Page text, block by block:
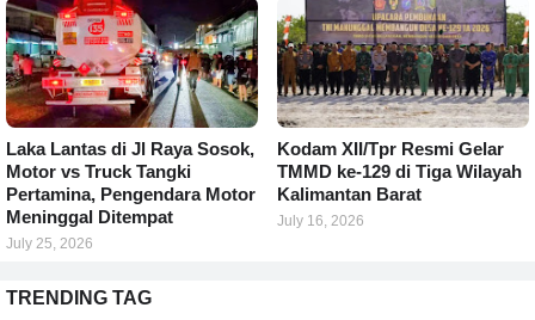
Laka Lantas di Jl Raya Sosok,
Motor vs Truck Tangki
Pertamina, Pengendara Motor
Meninggal Ditempat
July 25, 2026
Kodam XII/Tpr Resmi Gelar
TMMD ke-129 di Tiga Wilayah
Kalimantan Barat
July 16, 2026
TRENDING TAG